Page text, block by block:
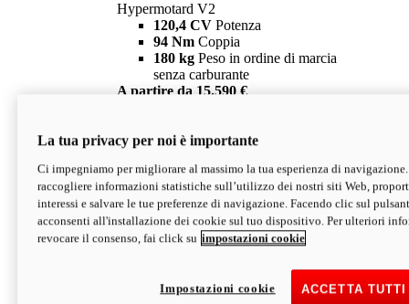
Hypermotard V2
120,4 CV Potenza
94 Nm Coppia
180 kg Peso in ordine di marcia
senza carburante
A partire da 15.590 €
V2 SP
Hypermotard V2 SP
120,4 CVPotenza
94 NmCoppia
177 kgPeso in ordine di marcia
senza carburante
Depotenziata 35 kW: 18.890 € i
configura scopri di più
La tua privacy per noi è importante
Ci impegniamo per migliorare al massimo la tua esperienza di
raccogliere informazioni statistiche sull’utilizzo dei nostri siti Web,
interessi e salvare le tue preferenze di navigazione. Facendo clic sul
acconsenti all'installazione dei cookie sul tuo dispositivo. Per ulteriori
revocare il consenso, fai click su impostazioni cookie
ACCETTA
Impostazioni cookie